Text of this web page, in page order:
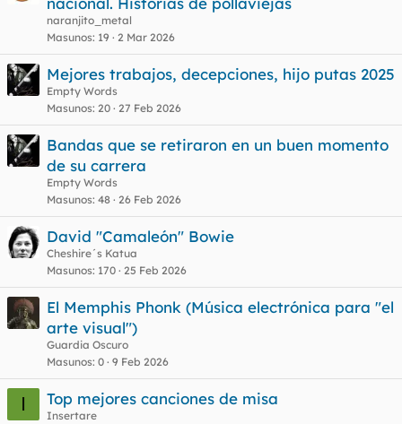
naranjito_metal
Masunos 19 2 Mar 2026
Mejores trabajos, decepciones, hijo putas 2025
Empty Words
Masunos 20 27 Feb 2026
Bandas que se retiraron en un buen momento
de su carrera
Empty Words
Masunos 48 26 Feb 2026
David "Camaleón" Bowie
Cheshire´s Katua
Masunos 170 25 Feb 2026
El Memphis Phonk (Música electrónica para "el
arte visual")
Guardia Oscuro
Masunos 0 9 Feb 2026
I Top mejores canciones de misa
Insertare